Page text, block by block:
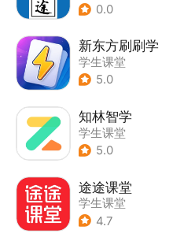
0.0
新东方刷刷学
学生课堂
5.0
知林智学
学生课堂
5.0
途途课堂
学生课堂
4.7